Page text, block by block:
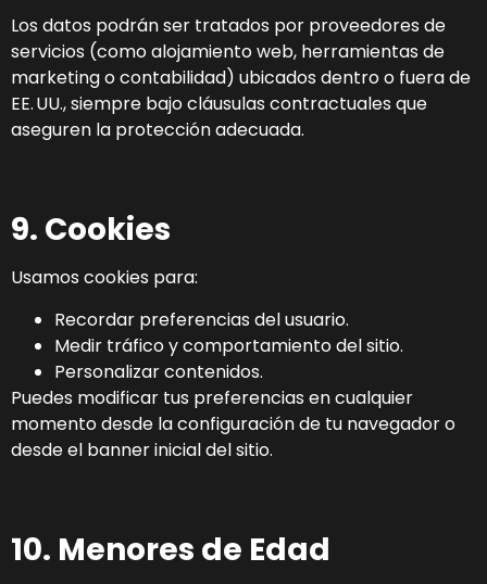
Los datos podrán ser tratados por proveedores de
servicios (como alojamiento web, herramientas de
marketing o contabilidad) ubicados dentro o fuera de
EE. UU., siempre bajo cláusulas contractuales que
aseguren la protección adecuada.
9. Cookies
Usamos cookies para:
Recordar preferencias del usuario.
Medir tráfico y comportamiento del sitio.
Personalizar contenidos.
Puedes modificar tus preferencias en cualquier
momento desde la configuración de tu navegador o
desde el banner inicial del sitio.
10. Menores de Edad